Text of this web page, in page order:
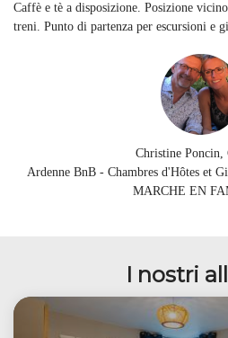
Caffè e tè a disposizione. Posizione
treni. Punto di partenza per escursioni e
Christine Poncin,
Ardenne BnB - Chambres d'Hôtes et
MARCHE EN
I nostri